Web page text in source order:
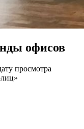
офисов
просмотра